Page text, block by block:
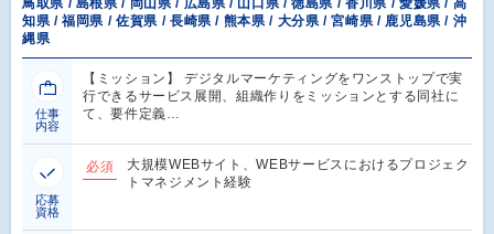
知県 / 福岡県 / 佐賀県 / 長崎県 / 熊本県 / 大分県 / 宮崎県 / 鹿児島県 / 沖
縄県
仕事
内容
【ミッション】 デジタルマーケティングをワンストップで実
行できるサービス展開、組織作りをミッションとする同社に
て、要件定義…
応募
資格
必須
大規模WEBサイト、WEBサービスにおけるプロジェク
トマネジメント経験